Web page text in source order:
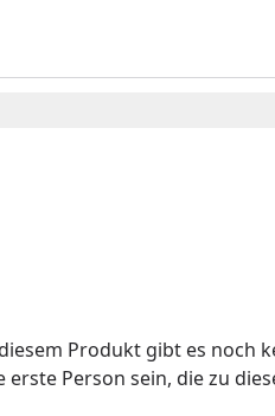
Produkt gibt es noch
erste Person sein, die zu